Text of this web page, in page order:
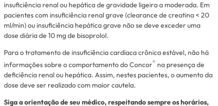
insuficiência renal ou hepática de gravidade ligeira a moderada. Em
pacientes com insuficiência renal grave (clearance de creatina < 20
ml/min) ou insuficiência hepática grave não se deve exceder uma
dose diária de 10 mg de bisoprolol.
Para o tratamento de insuficiência cardíaca crônica estável, não há
informações sobre o comportamento do Concor® na presença de
deficiência renal ou hepática. Assim, nestes pacientes, o aumento da
dose deve ser realizado com maior cautela.
Siga a orientação de seu médico, respeitando sempre os horários,